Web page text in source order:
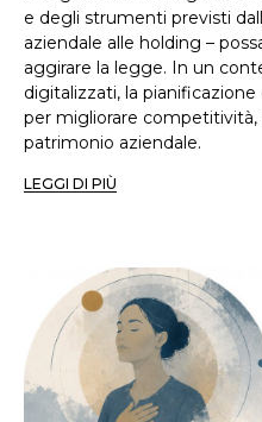
e degli strumenti previsti
aziendale alle holding –
aggirare la legge. In un
digitalizzati, la
per migliorare
patrimonio aziendale.
LEGGI DI PIÙ